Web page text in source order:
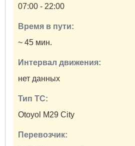
07:00 - 22:00
Время в пути:
~ 45 мин.
Интервал движения:
нет данных
Тип ТС:
Otoyol M29 City
Перевозчик: